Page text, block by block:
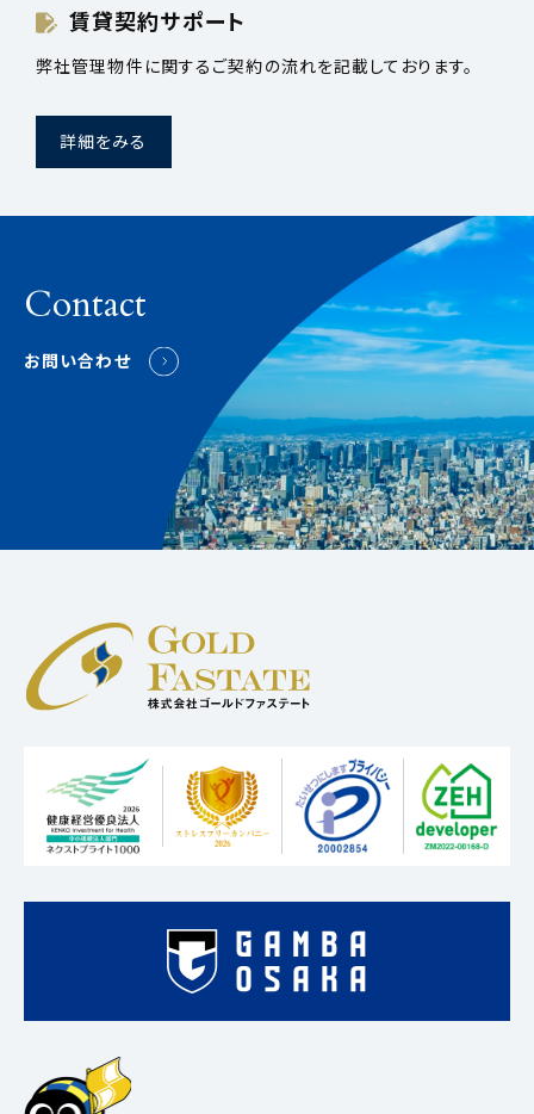
賃貸契約サポート
弊社管理物件に関するご契約の流れを記載しております。
詳細をみる
Contact
お問い合わせ